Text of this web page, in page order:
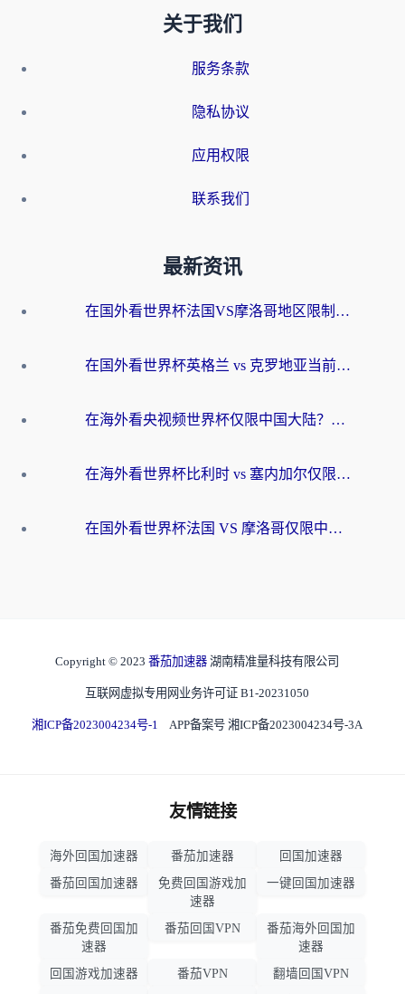
关于我们
服务条款
隐私协议
应用权限
联系我们
最新资讯
在国外看世界杯法国VS摩洛哥地区限制？这篇指南让你流畅看中文解说无压力
在国外看世界杯英格兰 vs 克罗地亚当前地区不可播放？这篇指南帮你搞定所有海外观赛难题
在海外看央视频世界杯仅限中国大陆？这篇指南帮你解锁中文解说+无卡顿直播
在海外看世界杯比利时 vs 塞内加尔仅限中国大陆？我找到了最流畅的中文解说之路
在国外看世界杯法国 VS 摩洛哥仅限中国大陆？海外党这样看中文解说赛事不卡顿
Copyright © 2023 番茄加速器 湖南精准量科技有限公司
互联网虚拟专用网业务许可证 B1-20231050
湘ICP备2023004234号-1 APP备案号 湘ICP备2023004234号-3A
友情链接
海外回国加速器 番茄加速器
回国加速器
番茄回国加速器
免费回国游戏加
速器
一键回国加速器
番茄免费回国加
速器
番茄回国VPN
番茄海外回国加
速器
回国游戏加速器
番茄VPN 翻墙回国VPN